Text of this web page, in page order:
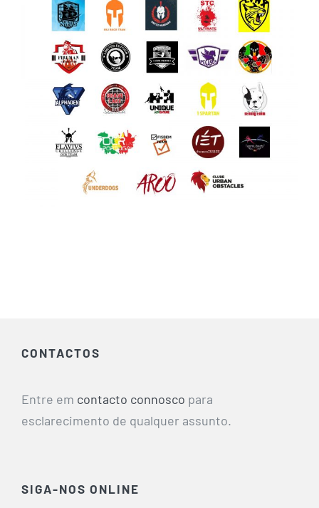
CONTACTOS
Entre em contacto connosco para
esclarecimento de qualquer assunto.
SIGA-NOS ONLINE